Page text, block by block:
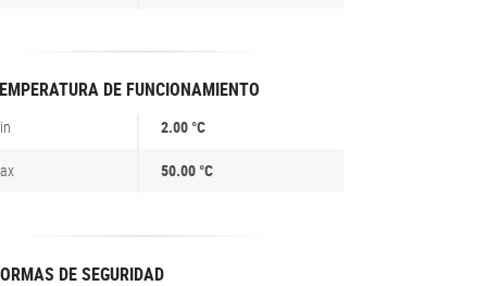
DE FUNCIONAMIENTO
2.00 °C
50.00 °C
DE SEGURIDAD